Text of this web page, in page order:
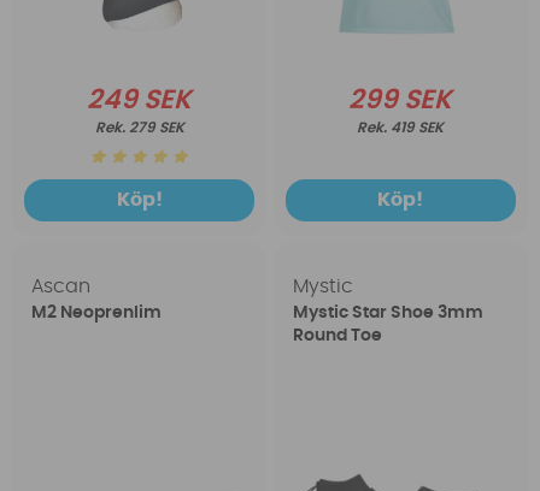
249 SEK
279 SEK
Köp!
299 SEK
419 SEK
Köp!
Ascan
M2 Neoprenlim
Mystic
Mystic Star Shoe 3mm
Round Toe